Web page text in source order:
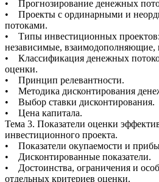
• Прогнозирование денежных
• Проекты с ординарными и
потоками.
• Типы инвестиционных
независимые,
• Классификация денежных
оценки.
• Принцип релевантности.
• Методика дисконтирования
• Выбор ставки дисконтирования.
• Цена капитала.
Тема 3. Показатели оценки
инвестиционного проекта.
• Показатели окупаемости и
• Дисконтированные показатели.
• Достоинства, ограничения и
отдельных критериев оценки.